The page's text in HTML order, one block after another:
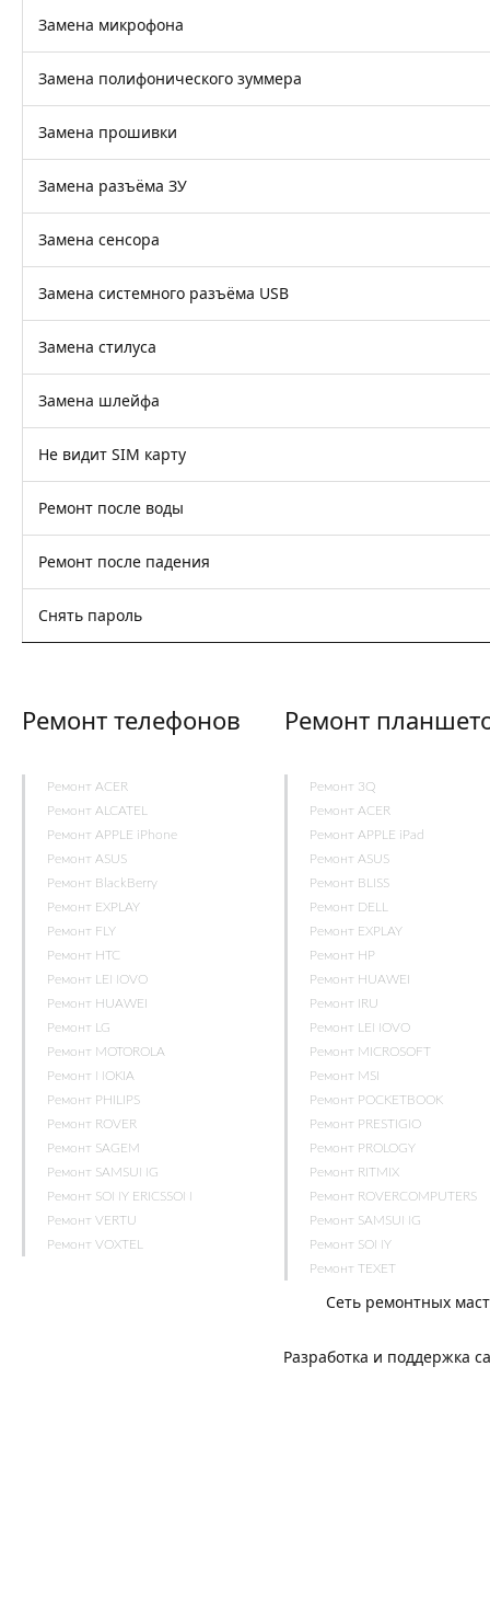
Замена микрофона
Замена полифонического зуммера
Замена прошивки
Замена разъёма ЗУ
Замена сенсора
Замена системного разъёма USB
Замена стилуса
Замена шлейфа
Не видит SIM карту
Ремонт после воды
Ремонт после падения
Снять пароль
Ремонт телефонов
Ремонт ACER
Ремонт ALCATEL
Ремонт APPLE iPhone
Ремонт ASUS
Ремонт BlackBerry
Ремонт EXPLAY
Ремонт FLY
Ремонт HTC
Ремонт LENOVO
Ремонт HUAWEI
Ремонт LG
Ремонт MOTOROLA
Ремонт NOKIA
Ремонт PHILIPS
Ремонт ROVER
Ремонт SAGEM
Ремонт SAMSUNG
Ремонт SONY ERICSSON
Ремонт VERTU
Ремонт VOXTEL
Ремонт
Ремонт 3Q
Ремонт ACER
Ремонт APPLE iPad
Ремонт ASUS
Ремонт BLISS
Ремонт DELL
Ремонт EXPLAY
Ремонт HP
Ремонт HUAWEI
Ремонт IRU
Ремонт LENOVO
Ремонт MICROSOFT
Ремонт MSI
Ремонт POCKETBOOK
Ремонт PRESTIGIO
Ремонт PROLOGY
Ремонт RITMIX
Ремонт ROVERCOMPUTERS
Ремонт SAMSUNG
Ремонт SONY
Ремонт TEXET
Сеть ремонтных
Разработка и поддержка